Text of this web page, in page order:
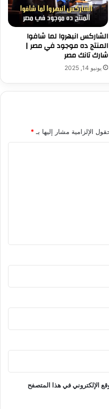
الشاركس انبهروا لما شافوا
المنتج ده موجود في مصر |
شارك تانك مصر
يونيو 14, 2025
الإلزامية مشار إليها بـ *
الإلكتروني في هذا المتصفح